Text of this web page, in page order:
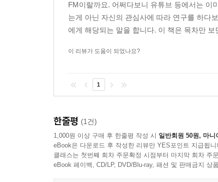
FM이랄까요. 어쩌다보니 유튜브 등에서는 이
는게 아닌 자신의 관심사에 따라 연구를 하다
에게 해당되는 말을 합니다. 이 책은 목차만
이 리뷰가 도움이 되었나요?
1
한줄평 (1건)
1,000원 이상 구매 후 한줄평 작성 시 일반회원 50원, 마니
eBook은 다운로드 후 작성한 리뷰만 YES포인트 지급됩니
클래스는 첫번째 회차 주문확정 시점부터 마지막 회차 주
eBook 페이백, CD/LP, DVD/Blu-ray, 패션 및 판매금지 상